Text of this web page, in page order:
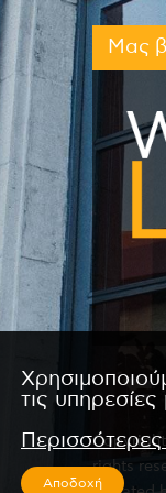
Μας
rights
τις υπηρεσίες
Αποδοχή